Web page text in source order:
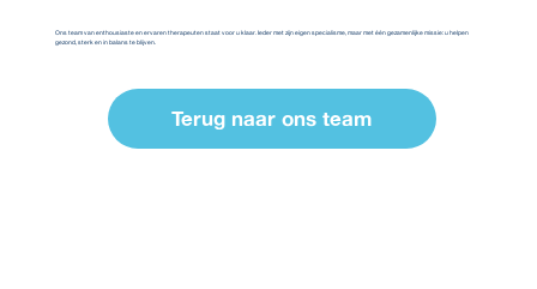
Ons team van enthousiaste en ervaren therapeuten staat voor u klaar. Ieder met zijn eigen specialisme, maar met één gezamenlijke missie: u helpen
gezond, sterk en in balans te blijven.
Terug naar ons team